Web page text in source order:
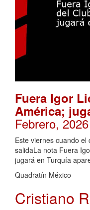
Fuera Igor
América;
Febrero,
Este viernes cuando
salidaLa nota Fuera
jugará en Turquía
Quadratín México
Cristiano